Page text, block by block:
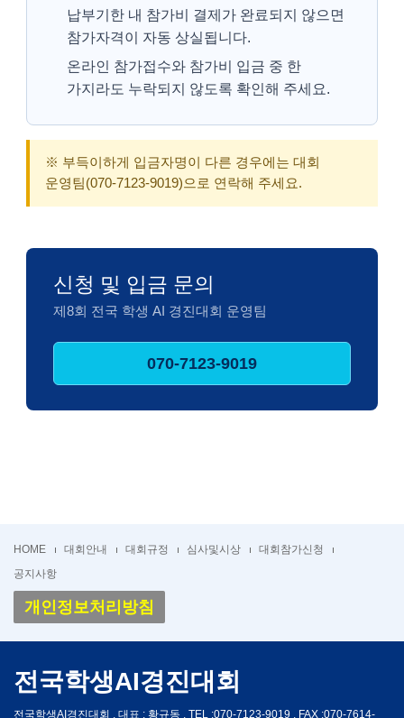
납부기한 내 참가비 결제가 완료되지 않으면
참가자격이 자동 상실됩니다.
온라인 참가접수와 참가비 입금 중 한
가지라도 누락되지 않도록 확인해 주세요.
※ 부득이하게 입금자명이 다른 경우에는 대회
운영팀(070-7123-9019)으로 연락해 주세요.
신청 및 입금 문의
제8회 전국 학생 AI 경진대회 운영팀
070-7123-9019
HOME 대회안내 대회규정 심사및시상
대회참가신청
공지사항
개인정보처리방침
전국학생AI경진대회
전국학생AI경진대회 , 대표 : 황규동 , TEL :070-7123-9019 , FAX :070-7614-